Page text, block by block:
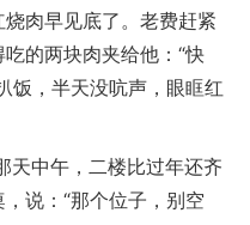
肉早见底了。老费赶紧
的两块肉夹给他：“快
饭，半天没吭声，眼眶红
中午，二楼比过年还齐
说：“那个位子，别空